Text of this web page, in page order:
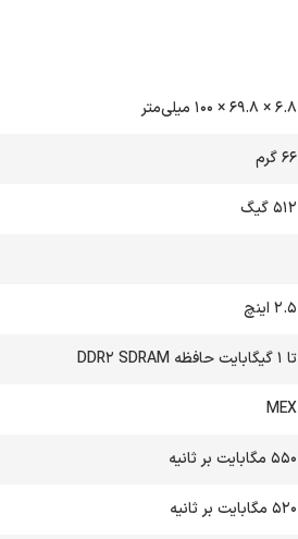
6.8 × 69.8 × 100 میلی‌متر
66 گرم
512 گیگ
2.5 اینچ
تا 1 گیگابایت حافظه DDR2 SDRAM
MEX
550 مگابایت بر ثانیه
520 مگابایت بر ثانیه